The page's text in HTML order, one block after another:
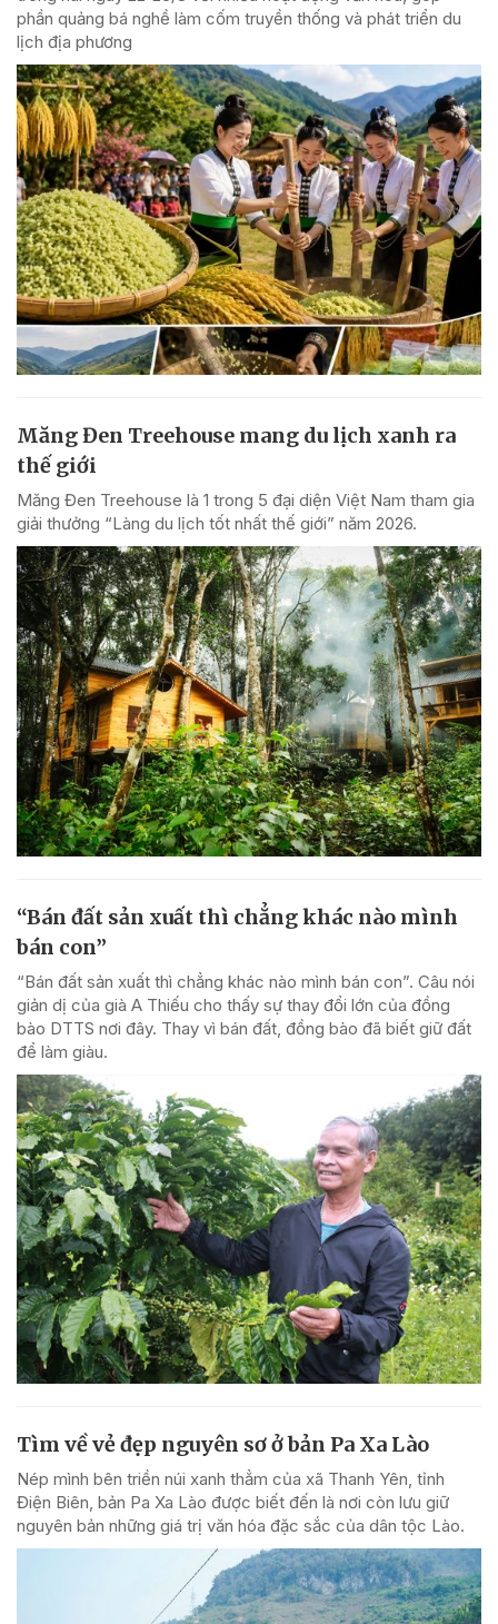
phần quảng bá nghề làm cốm truyền thống và phát triển du
lịch địa phương
Măng Đen Treehouse mang du lịch xanh ra
thế giới
Măng Đen Treehouse là 1 trong 5 đại diện Việt Nam tham gia
giải thưởng “Làng du lịch tốt nhất thế giới” năm 2026.
“Bán đất sản xuất thì chẳng khác nào mình
bán con”
“Bán đất sản xuất thì chẳng khác nào mình bán con”. Câu nói
giản dị của già A Thiếu cho thấy sự thay đổi lớn của đồng
bào DTTS nơi đây. Thay vì bán đất, đồng bào đã biết giữ đất
để làm giàu.
Tìm về vẻ đẹp nguyên sơ ở bản Pa Xa Lào
Nép mình bên triền núi xanh thẳm của xã Thanh Yên, tỉnh
Điện Biên, bản Pa Xa Lào được biết đến là nơi còn lưu giữ
nguyên bản những giá trị văn hóa đặc sắc của dân tộc Lào.